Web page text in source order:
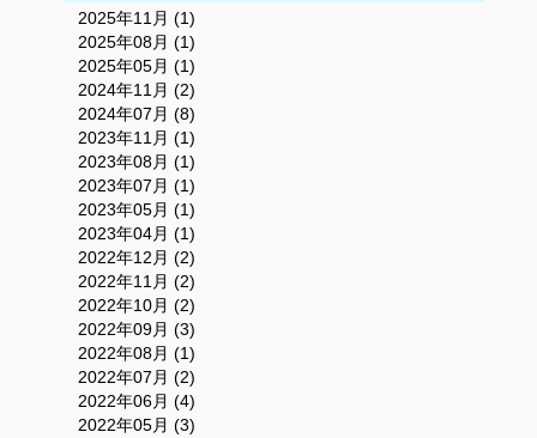
2025年11月 (1)
2025年08月 (1)
2025年05月 (1)
2024年11月 (2)
2024年07月 (8)
2023年11月 (1)
2023年08月 (1)
2023年07月 (1)
2023年05月 (1)
2023年04月 (1)
2022年12月 (2)
2022年11月 (2)
2022年10月 (2)
2022年09月 (3)
2022年08月 (1)
2022年07月 (2)
2022年06月 (4)
2022年05月 (3)